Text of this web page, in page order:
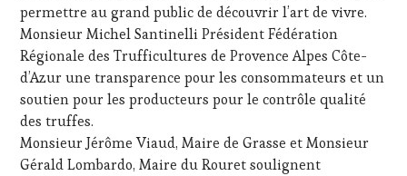
TV,
WEB,
OENOTOURISME,
PARTENAIRES
VIN
TOURISME,
PRODUCTEURS
TERROIR,
RESTAURATEUR,
permettre au grand public de découvrir l’art de vivre.
Monsieur Michel Santinelli Président Fédération
Régionale des Trufficultures de Provence Alpes Côte-
d’Azur une transparence pour les consommateurs et un
soutien pour les producteurs pour le contrôle qualité
des truffes.
Monsieur Jérôme Viaud, Maire de Grasse et Monsieur
Gérald Lombardo, Maire du Rouret soulignent